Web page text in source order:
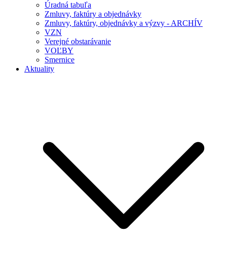
Úradná tabuľa
Zmluvy, faktúry a objednávky
Zmluvy, faktúry, objednávky a výzvy - ARCHÍV
VZN
Verejné obstarávanie
VOĽBY
Smernice
Aktuality